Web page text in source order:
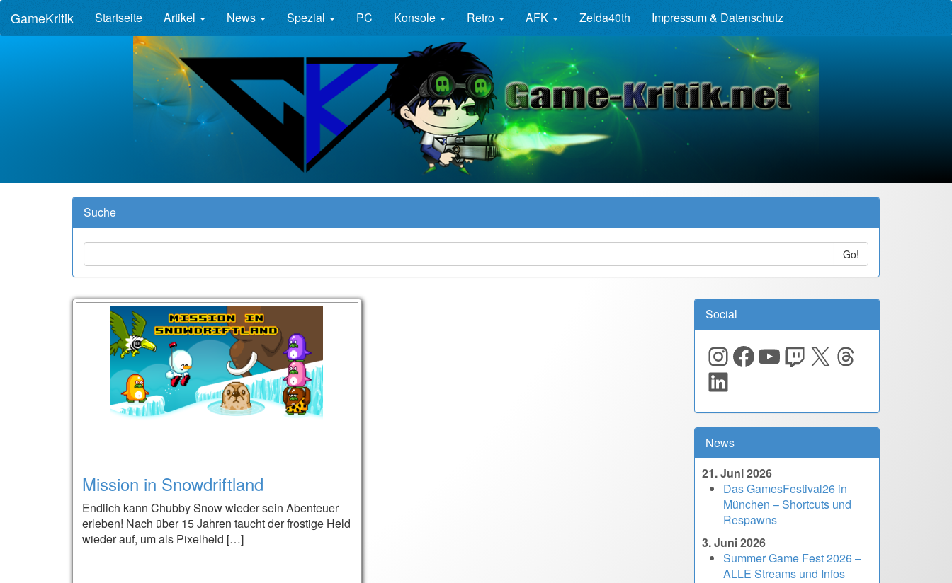
GameKritik Startseite Artikel News Spezial PC Konsole Retro AFK Zelda40th Impressum & Datenschutz
Suche
Go!
Mission in Snowdriftland
Endlich kann Chubby Snow wieder sein Abenteuer
erleben! Nach über 15 Jahren taucht der frostige Held
wieder auf, um als Pixelheld […]
Social
Instagram
Facebook
YouTube
Twitch
X Threads
LinkedIn
News
21. Juni 2026
Das GamesFestival26 in
München – Shortcuts und
Respawns
3. Juni 2026
Summer Game Fest 2026 –
ALLE Streams und Infos